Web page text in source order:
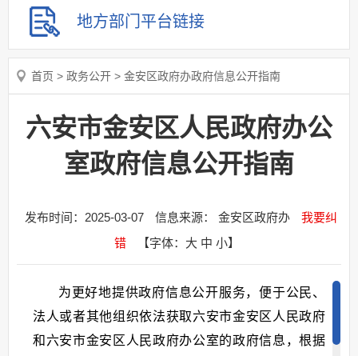
地方部门 平台链接
首页 > 政务公开 > 金安区政府办政府信息公开指南
六安市金安区人民政府办公
室政府信息公开指南
发布时间：2025-03-07 信息来源： 金安区政府办
我要纠
错
【字体： 大 中 小】
为更好地提供政府信息公开服务，便于公民、
法人或者其他组织依法获取六安市金安区人民政府
和六安市金安区人民政府办公室的政府信息，根据